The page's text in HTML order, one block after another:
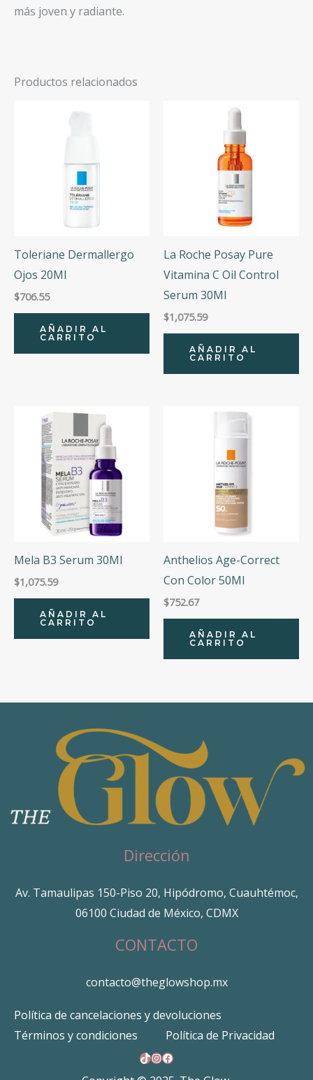
más joven y radiante.
Productos relacionados
Toleriane Dermallergo
Ojos 20Ml
$706.55
AÑADIR AL
CARRITO
La Roche Posay Pure
Vitamina C Oil Control
Serum 30Ml
$1,075.59
AÑADIR AL
CARRITO
Mela B3 Serum 30Ml
$1,075.59
AÑADIR AL
CARRITO
Anthelios Age-Correct
Con Color 50Ml
$752.67
AÑADIR AL
CARRITO
Dirección
Av. Tamaulipas 150-Piso 20, Hipódromo, Cuauhtémoc,
06100 Ciudad de México, CDMX
CONTACTO
contacto@theglowshop.mx
Política de cancelaciones y devoluciones
Términos y condiciones
Política de Privacidad
TikTok
Instagram
Facebook